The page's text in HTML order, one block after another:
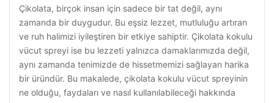
Çikolata, birçok insan için sadece bir tat değil, aynı
zamanda bir duygudur. Bu eşsiz lezzet, mutluluğu artıran
ve ruh halimizi iyileştiren bir etkiye sahiptir. Çikolata kokulu
vücut spreyi ise bu lezzeti yalnızca damaklarımızda değil,
aynı zamanda tenimizde de hissetmemizi sağlayan harika
bir üründür. Bu makalede, çikolata kokulu vücut spreyinin
ne olduğu, faydaları ve nasıl kullanılabileceği hakkında